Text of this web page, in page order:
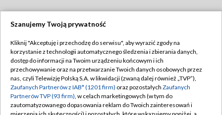
TVP
Abonament TVP
Emisja w TVP
Centrum informacji TVP
Regulamin TVP
Polityka prywatności
Moje zgody
Szanujemy Twoją prywatność
Kliknij "Akceptuję i przechodzę do serwisu", aby wyrazić zgody na
korzystanie z technologii automatycznego śledzenia i zbierania danych,
dostęp do informacji na Twoim urządzeniu końcowym i ich
przechowywanie oraz na przetwarzanie Twoich danych osobowych przez
nas, czyli Telewizję Polską S.A. w likwidacji (zwaną dalej również „TVP”),
Zaufanych Partnerów z IAB* (1201 firm) oraz pozostałych Zaufanych
Partnerów TVP (93 firm), w celach marketingowych (w tym do
zautomatyzowanego dopasowania reklam do Twoich zainteresowań i